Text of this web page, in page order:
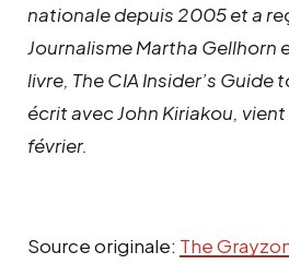
nationale depuis 2005 et a
Journalisme Martha Gellhorn
livre, The CIA Insider’s Guide
écrit avec John Kiriakou,
février.
Source originale: The